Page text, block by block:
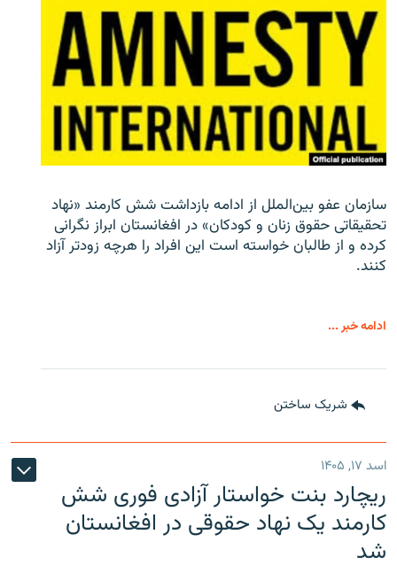
سازمان عفو بین‌الملل از ادامه بازداشت شش کارمند «نهاد
تحقیقاتی حقوق زنان و کودکان» در افغانستان ابراز نگرانی
کرده و از طالبان خواسته است این افراد را هرچه زودتر آزاد
کنند.
ادامه خبر ...
شریک ساختن
اسد ۱۷, ۱۴۰۵
ریچارد بنت خواستار آزادی فوری شش
کارمند یک نهاد حقوقی در افغانستان
شد